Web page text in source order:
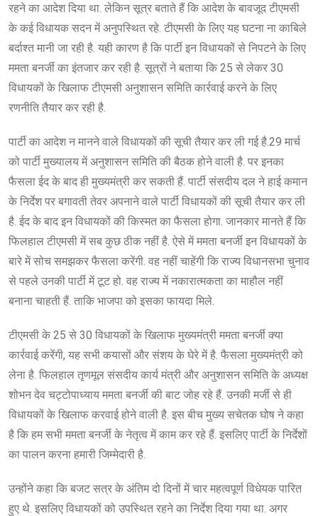
रहने का आदेश दिया था. लेकिन सूत्र बताते हैं कि आदेश के बावजूद टीएमसी
के कई विधायक सदन में अनुपस्थित रहे. टीएमसी के लिए यह घटना ना काबिले
बर्दाश्त मानी जा रही है. यही कारण है कि पार्टी इन विधायकों से निपटने के लिए
ममता बनर्जी का इंतजार कर रही है. सूत्रों ने बताया कि 25 से लेकर 30
विधायकों के खिलाफ टीएमसी अनुशासन समिति कार्रवाई करने के लिए
रणनीति तैयार कर रही है.
पार्टी का आदेश न मानने वाले विधायकों की सूची तैयार कर ली गई है.29 मार्च
को पार्टी मुख्यालय में अनुशासन समिति की बैठक होने वाली है. पर इनका
फैसला ईद के बाद ही मुख्यमंत्री कर सकती हैं. पार्टी संसदीय दल ने हाई कमान
के निर्देश पर बगावती तेवर अपनाने वाले पार्टी विधायकों की सूची तैयार कर ली
है. ईद के बाद इन विधायकों की किस्मत का फैसला होगा. जानकार मानते हैं कि
फिलहाल टीएमसी में सब कुछ ठीक नहीं है. ऐसे में ममता बनर्जी इन विधायकों के
बारे में सोच समझकर फैसला करेंगी. वह नहीं चाहेंगी कि राज्य विधानसभा चुनाव
से पहले उनकी पार्टी में टूट हो. वह राज्य में नकारात्मकता का माहौल नहीं
बनाना चाहती हैं. ताकि भाजपा को इसका फायदा मिले.
टीएमसी के 25 से 30 विधायकों के खिलाफ मुख्यमंत्री ममता बनर्जी क्या
कार्रवाई करेंगी, यह सभी कयासों और संशय के घेरे में है. फैसला मुख्यमंत्री को
लेना है. फिलहाल तृणमूल संसदीय कार्य मंत्री और अनुशासन समिति के अध्यक्ष
शोभन देव चट्टोपाध्याय ममता बनर्जी की बाट जोह रहे हैं. उनकी मर्जी से ही
विधायकों के खिलाफ करवाई होने वाली है. इस बीच मुख्य सचेतक घोष ने कहा
है कि हम सभी ममता बनर्जी के नेतृत्व में काम कर रहे हैं. इसलिए पार्टी के निर्देशों
का पालन करना हमारी जिम्मेदारी है.
उन्होंने कहा कि बजट सत्र के अंतिम दो दिनों में चार महत्वपूर्ण विधेयक पारित
हुए थे. इसलिए विधायकों को उपस्थित रहने का निर्देश दिया गया था. अगर